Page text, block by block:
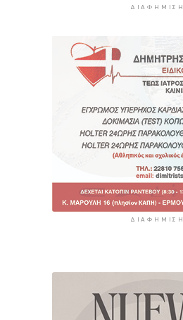
ΔΙΑΦΉΜΙΣΗ
ΔΙΑΦΉΜΙΣΗ